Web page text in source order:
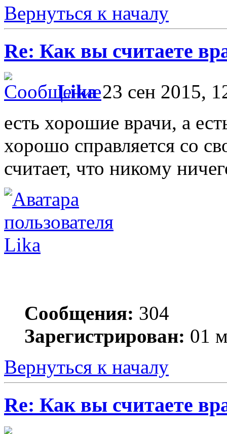
Вернуться к началу
Re: Как вы считаете
Lika23 сен 2015,
есть хорошие врачи, а
хорошо справляется со
считает, что никому
Lika
Сообщения: 304
Зарегистрирован: 01
Вернуться к началу
Re: Как вы считаете